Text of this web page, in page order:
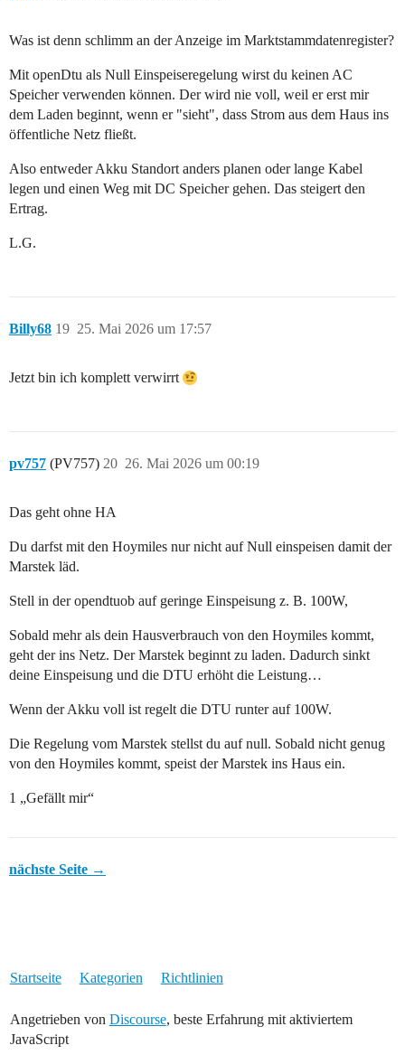
Was ist denn schlimm an der Anzeige im Marktstammdatenregister?
Mit openDtu als Null Einspeiseregelung wirst du keinen AC
Speicher verwenden können. Der wird nie voll, weil er erst mir
dem Laden beginnt, wenn er "sieht", dass Strom aus dem Haus ins
öffentliche Netz fließt.
Also entweder Akku Standort anders planen oder lange Kabel
legen und einen Weg mit DC Speicher gehen. Das steigert den
Ertrag.
L.G.
Billy68 25. Mai 2026 um 17:57
19
Jetzt bin ich komplett verwirrt
pv757 (PV757) 26. Mai 2026 um 00:19
20
Das geht ohne HA
Du darfst mit den Hoymiles nur nicht auf Null einspeisen damit der
Marstek läd.
Stell in der opendtuob auf geringe Einspeisung z. B. 100W,
Sobald mehr als dein Hausverbrauch von den Hoymiles kommt,
geht der ins Netz. Der Marstek beginnt zu laden. Dadurch sinkt
deine Einspeisung und die DTU erhöht die Leistung…
Wenn der Akku voll ist regelt die DTU runter auf 100W.
Die Regelung vom Marstek stellst du auf null. Sobald nicht genug
von den Hoymiles kommt, speist der Marstek ins Haus ein.
1 „Gefällt mir“
nächste Seite →
Startseite Kategorien Richtlinien
Angetrieben von Discourse, beste Erfahrung mit aktiviertem
JavaScript